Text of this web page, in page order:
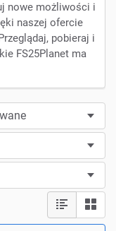
nowe możliwości i
naszej ofercie
pobieraj i
FS25Planet ma